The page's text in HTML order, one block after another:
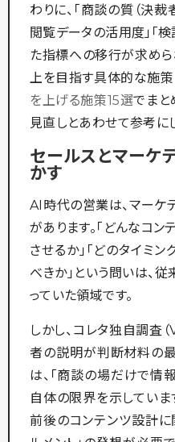
わりに、「商談の質（決裁
閲覧データの活用度」「
た指標への移行が求めら
上を目指す具体的な施策
を上げる施策15選でまと
見直しとあわせて参考に
セールスとマーケ
かす
AI時代の営業は、マーケ
があります。「どんなコ
させるか」「どのタイミ
べきか」という問いは、
っていた領域です。
しかし、コレタ独自調査
者の説明が判断材料の最
は、「商談の場だけで情
自体の限界を示していま
前後のコンテンツ設計に